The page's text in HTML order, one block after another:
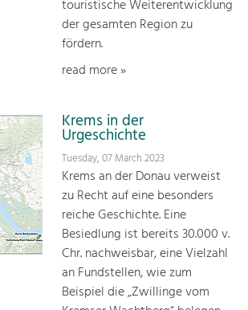
touristische Weiterentwicklung
der gesamten Region zu
fördern.
read more »
Krems in der
Urgeschichte
Tuesday, 07 March 2023
Krems an der Donau verweist
zu Recht auf eine besonders
reiche Geschichte. Eine
Besiedlung ist bereits 30.000 v.
Chr. nachweisbar, eine Vielzahl
an Fundstellen, wie zum
Beispiel die „Zwillinge vom